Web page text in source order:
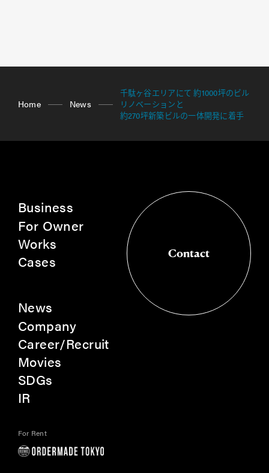
Home News
千駄ヶ谷エリアにて 約1000坪のビル
リノベーションと
約270坪新築ビルの一体開発に着手
Business
For Owner
Works
Cases
News
Company
Career/Recruit
Movies
SDGs
IR
For Rent
Contact